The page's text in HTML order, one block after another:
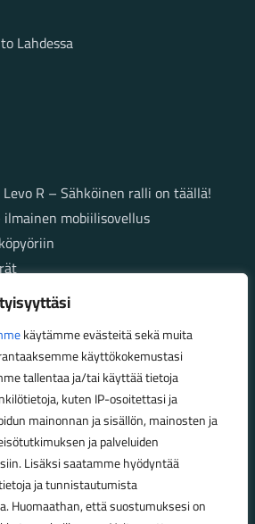
käytämme evästeitä sekä muita
käyttökokemustasi
tallentaa ja/tai käyttää tietoja
kuten IP-osoitettasi ja
mainonnan ja sisällön, mainosten ja
ja palveluiden
Lisäksi saatamme hyödyntää
ja tunnistautumista
Huomaathan, että suostumuksesi on
Lahdessa
R – Sähköinen ralli on täällä!
ilmainen mobiilisovellus
ja huoletonta etenemistä
(1.10.2025 – 28.2.2026)
(1.3.2026 – 30.9.2026)